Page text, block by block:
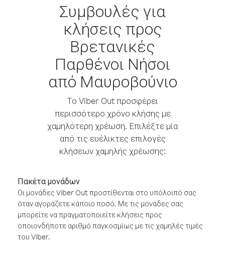
Συμβουλές για
κλήσεις προς
Βρετανικές
Παρθένοι Νήσοι
από Μαυροβούνιο
Το Viber Out προσφέρει
περισσότερο χρόνο κλήσης με
χαμηλότερη χρέωση. Επιλέξτε μία
από τις ευέλικτες επιλογές
κλήσεων χαμηλής χρέωσης:
Πακέτα μονάδων
Οι μονάδες Viber Out προστίθενται στο υπόλοιπό σας
όταν αγοράζετε κάποιο ποσό. Με τις μονάδες σας
μπορείτε να πραγματοποιείτε κλήσεις προς
οποιονδήποτε αριθμό παγκοσμίως με τις χαμηλές τιμές
του Viber.